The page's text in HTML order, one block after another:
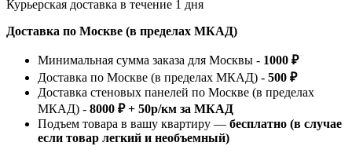
Курьерская доставка в течение 1 дня
Доставка по Москве (в пределах МКАД)
Минимальная сумма заказа для Москвы - 1000 ₽
Доставка по Москве (в пределах МКАД) - 500 ₽
Доставка стеновых панелей по Москве (в пределах
МКАД) - 8000 ₽ + 50р/км за МКАД
Подъем товара в вашу квартиру — бесплатно (в случае
если товар легкий и необъемный)